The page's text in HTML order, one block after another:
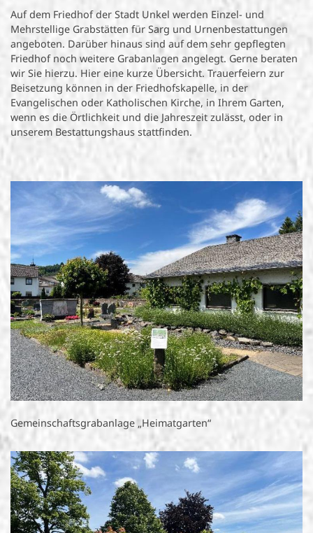
Auf dem Friedhof der Stadt Unkel werden Einzel- und
Mehrstellige Grabstätten für Sarg und Urnenbestattungen
angeboten. Darüber hinaus sind auf dem sehr gepflegten
Friedhof noch weitere Grabanlagen angelegt. Gerne beraten
wir Sie hierzu. Hier eine kurze Übersicht. Trauerfeiern zur
Beisetzung können in der Friedhofskapelle, in der
Evangelischen oder Katholischen Kirche, in Ihrem Garten,
wenn es die Örtlichkeit und die Jahreszeit zulässt, oder in
unserem Bestattungshaus stattfinden.
Gemeinschaftsgrabanlage „Heimatgarten“